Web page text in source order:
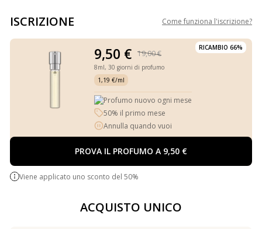
ISCRIZIONE Come funziona l'iscrizione?
RICAMBIO 66%
9,50 € 19,00 €
8ml, 30 giorni di profumo
1,19 €/ml
Profumo nuovo ogni mese
50% il primo mese
Annulla quando vuoi
PROVA IL PROFUMO A 9,50 €
Viene applicato uno sconto del 50%
ACQUISTO UNICO